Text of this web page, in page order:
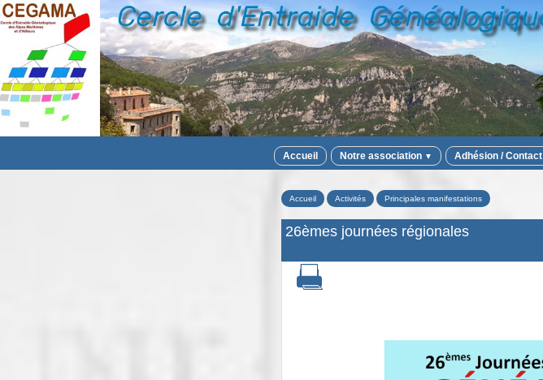
Accueil Notre association ▼ Adhésion / Contact
Accueil Activités Principales manifestations
26èmes journées régionales